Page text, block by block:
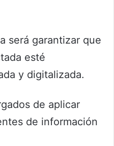
será garantizar que
esté
y digitalizada.
de aplicar
de información